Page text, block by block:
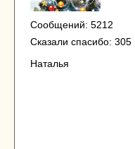
Сообщений: 5212
Сказали спасибо: 305
Наталья